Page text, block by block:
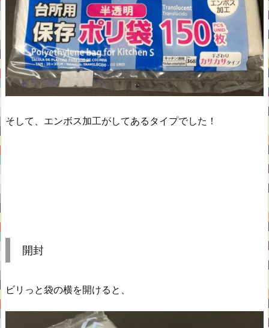
そして、エンボス加工がしてあるタイプでした！
開封
ビリっと袋の横を開けると、